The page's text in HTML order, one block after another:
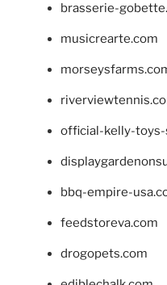
brasserie-
musicrearte.com
official-kelly-
bbq-empire-
feedstoreva.com
drogopets.com